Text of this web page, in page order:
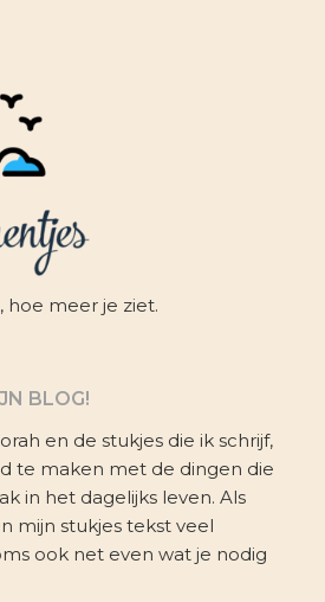
hoe meer je ziet.
BLOG!
en de stukjes die ik schrijf,
te maken met de dingen die
in het dagelijks leven. Als
mijn stukjes tekst veel
ook net even wat je nodig